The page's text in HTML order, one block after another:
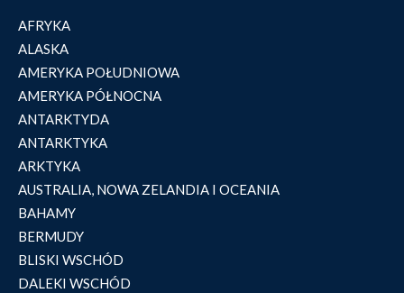
AFRYKA
ALASKA
AMERYKA POŁUDNIOWA
AMERYKA PÓŁNOCNA
ANTARKTYDA
ANTARKTYKA
ARKTYKA
AUSTRALIA, NOWA ZELANDIA I OCEANIA
BAHAMY
BERMUDY
BLISKI WSCHÓD
DALEKI WSCHÓD